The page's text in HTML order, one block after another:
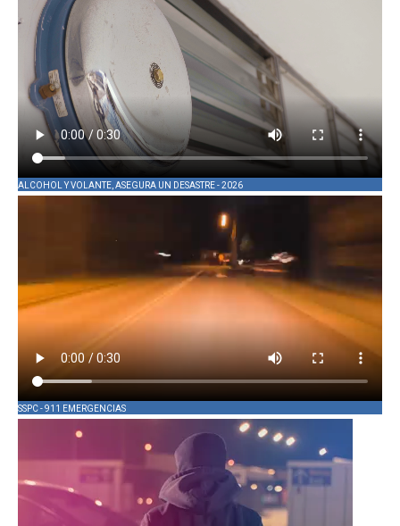
ALCOHOL Y VOLANTE, ASEGURA UN DESASTRE - 2026
SSPC - 911 EMERGENCIAS